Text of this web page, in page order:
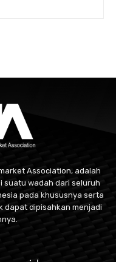
Association, adalah
suatu wadah dari seluruh
pada khususnya serta
dipisahkan menjadi